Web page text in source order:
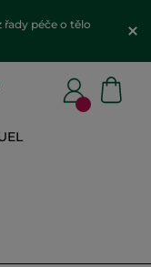
řady péče o tělo